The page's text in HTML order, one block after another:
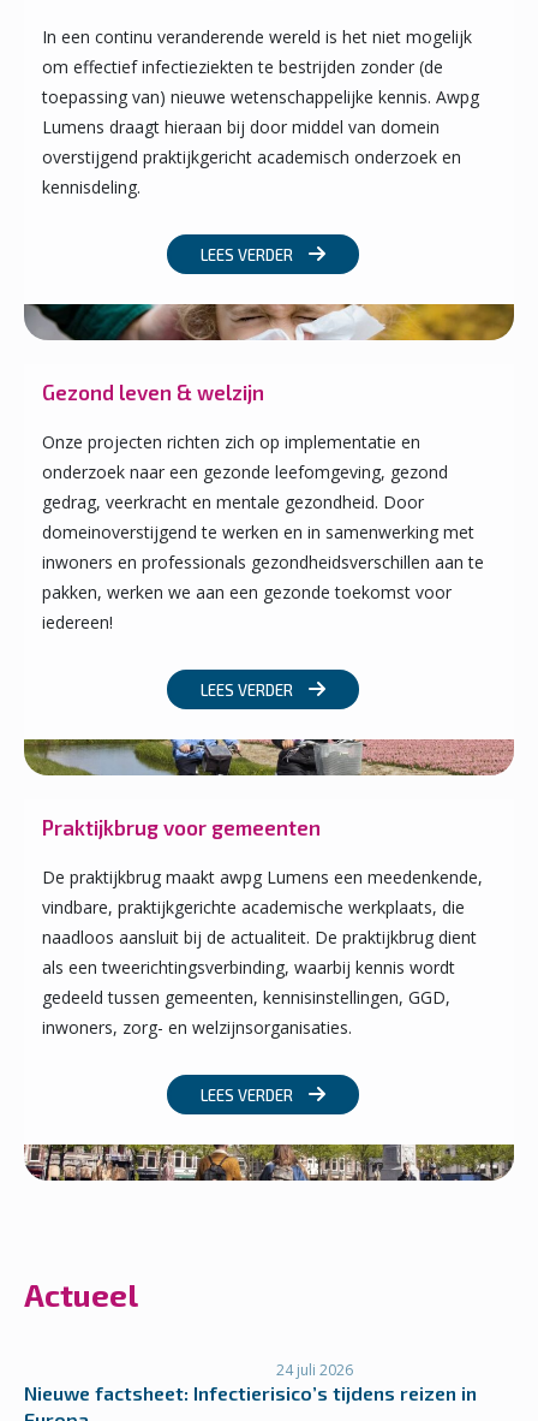
In een continu veranderende wereld is het niet mogelijk
om effectief infectieziekten te bestrijden zonder (de
toepassing van) nieuwe weten­schappelijke kennis. Awpg
Lumens draagt hieraan bij door middel van domein
overstijgend praktijkgericht academisch onderzoek en
kennisdeling.
LEES VERDER
Gezond leven & welzijn
Onze projecten richten zich op implementatie en
onderzoek naar een gezonde leefomgeving, gezond
gedrag, veerkracht en mentale gezondheid. Door
domeinover­stijgend te werken en in samenwerking met
inwoners en professionals gezondheids­verschillen aan te
pakken, werken we aan een gezonde toekomst voor
iedereen!
LEES VERDER
Praktijkbrug voor gemeenten
De praktijkbrug maakt awpg Lumens een meedenkende,
vindbare, praktijkgerichte academische werkplaats, die
naadloos aansluit bij de actualiteit. De praktijkbrug dient
als een tweerichtingsverbinding, waarbij kennis wordt
gedeeld tussen gemeenten, kennisinstellingen, GGD,
inwoners, zorg- en welzijnsorganisaties.
LEES VERDER
Actueel
24 juli 2026
Nieuwe factsheet: Infectierisico’s tijdens reizen in